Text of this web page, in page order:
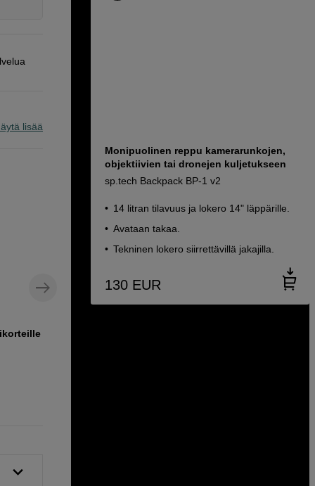
lisää
ja
Monipuolinen reppu kamerarunkojen,
objektiivien tai dronejen kuljetukseen
sp.tech Backpack BP-1 v2
14 litran tilavuus ja lokero 14" läppärille.
Avataan takaa.
Tekninen lokero siirrettävillä jakajilla.
130 EUR